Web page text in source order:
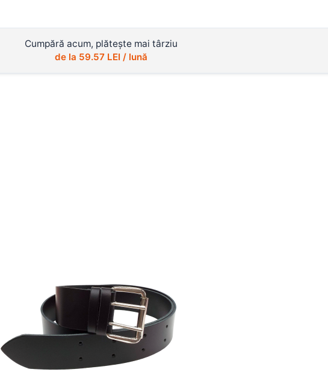
Cumpără acum, plătește mai târziu
de la 59.57 LEI / lună